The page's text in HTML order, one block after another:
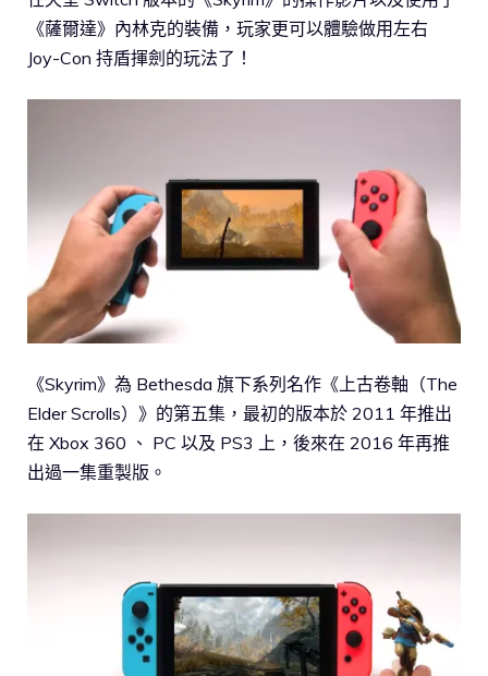
《薩爾達》內林克的裝備，玩家更可以體驗做用左右
Joy-Con 持盾揮劍的玩法了！
《Skyrim》為 Bethesda 旗下系列名作《上古卷軸（The
Elder Scrolls）》的第五集，最初的版本於 2011 年推出
在 Xbox 360 、 PC 以及 PS3 上，後來在 2016 年再推
出過一集重製版。